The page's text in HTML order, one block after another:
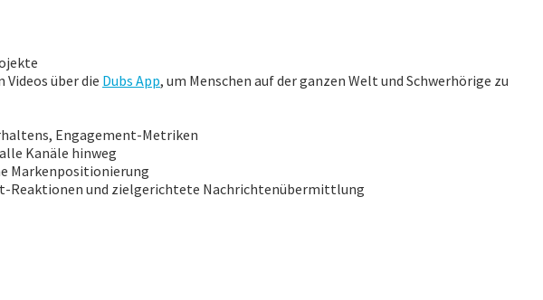
Videos über die Dubs App, um Menschen auf der ganzen Welt und Schwerhörige zu
Engagement-Metriken
Kanäle hinweg
Markenpositionierung
und zielgerichtete Nachrichtenübermittlung